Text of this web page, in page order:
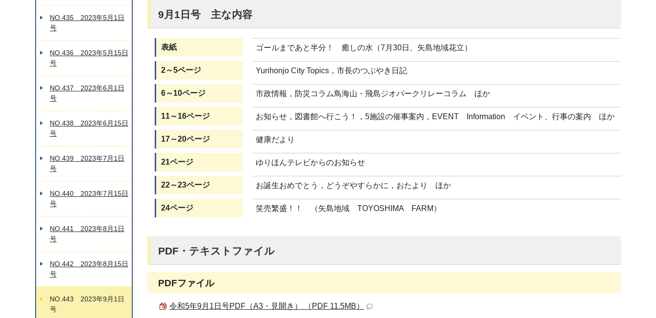
9月1日号 主な内容
表紙 ゴールまであと半分！ 癒しの水（7月30日、矢島地域花立）
2～5ページ Yurihonjo City Topics，市長のつぶやき日記
6～10ページ 市政情報，防災コラム鳥海山・飛島ジオパークリレーコラム ほか
11～16ページ お知らせ，図書館へ行こう！，5施設の催事案内，EVENT Information イベント、行事の案内 ほか
17～20ページ 健康だより
21ページ ゆりほんテレビからのお知らせ
22～23ページ お誕生おめでとう，どうぞやすらかに，おたより ほか
24ページ 笑売繁盛！！ （矢島地域 TOYOSHIMA FARM）
PDF・テキストファイル
PDFファイル
令和5年9月1日号PDF（A3・見開き） （PDF 11.5MB）
NO.435 2023年5月1日
号
NO.436 2023年5月15日
号
NO.437 2023年6月1日
号
NO.438 2023年6月15日
号
NO.439 2023年7月1日
号
NO.440 2023年7月15日
号
NO.441 2023年8月1日
号
NO.442 2023年8月15日
号
NO.443 2023年9月1日
号